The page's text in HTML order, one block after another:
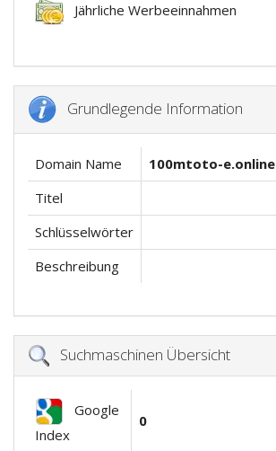
Jährliche Werbeeinnahmen
Grundlegende Information
Domain Name
100mtoto-e.online
Titel
Schlüsselwörter
Beschreibung
Suchmaschinen Übersicht
Google
Index
0